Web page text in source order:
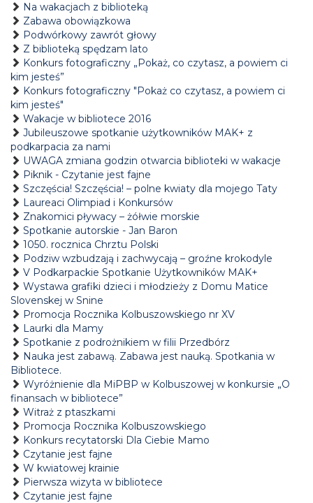
Na wakacjach z biblioteką
Zabawa obowiązkowa
Podwórkowy zawrót głowy
Z biblioteką spędzam lato
Konkurs fotograficzny „Pokaż, co czytasz, a powiem ci
kim jesteś”
Konkurs fotograficzny "Pokaż co czytasz, a powiem ci
kim jesteś"
Wakacje w bibliotece 2016
Jubileuszowe spotkanie użytkowników MAK+ z
podkarpacia za nami
UWAGA zmiana godzin otwarcia biblioteki w wakacje
Piknik - Czytanie jest fajne
Szczęścia! Szczęścia! – polne kwiaty dla mojego Taty
Laureaci Olimpiad i Konkursów
Znakomici pływacy – żółwie morskie
Spotkanie autorskie - Jan Baron
1050. rocznica Chrztu Polski
Podziw wzbudzają i zachwycają – groźne krokodyle
V Podkarpackie Spotkanie Użytkowników MAK+
Wystawa grafiki dzieci i młodzieży z Domu Matice
Slovenskej w Snine
Promocja Rocznika Kolbuszowskiego nr XV
Laurki dla Mamy
Spotkanie z podrożnikiem w filii Przedbórz
Nauka jest zabawą. Zabawa jest nauką. Spotkania w
Bibliotece.
Wyróżnienie dla MiPBP w Kolbuszowej w konkursie „O
finansach w bibliotece”
Witraż z ptaszkami
Promocja Rocznika Kolbuszowskiego
Konkurs recytatorski Dla Ciebie Mamo
Czytanie jest fajne
W kwiatowej krainie
Pierwsza wizyta w bibliotece
Czytanie jest fajne